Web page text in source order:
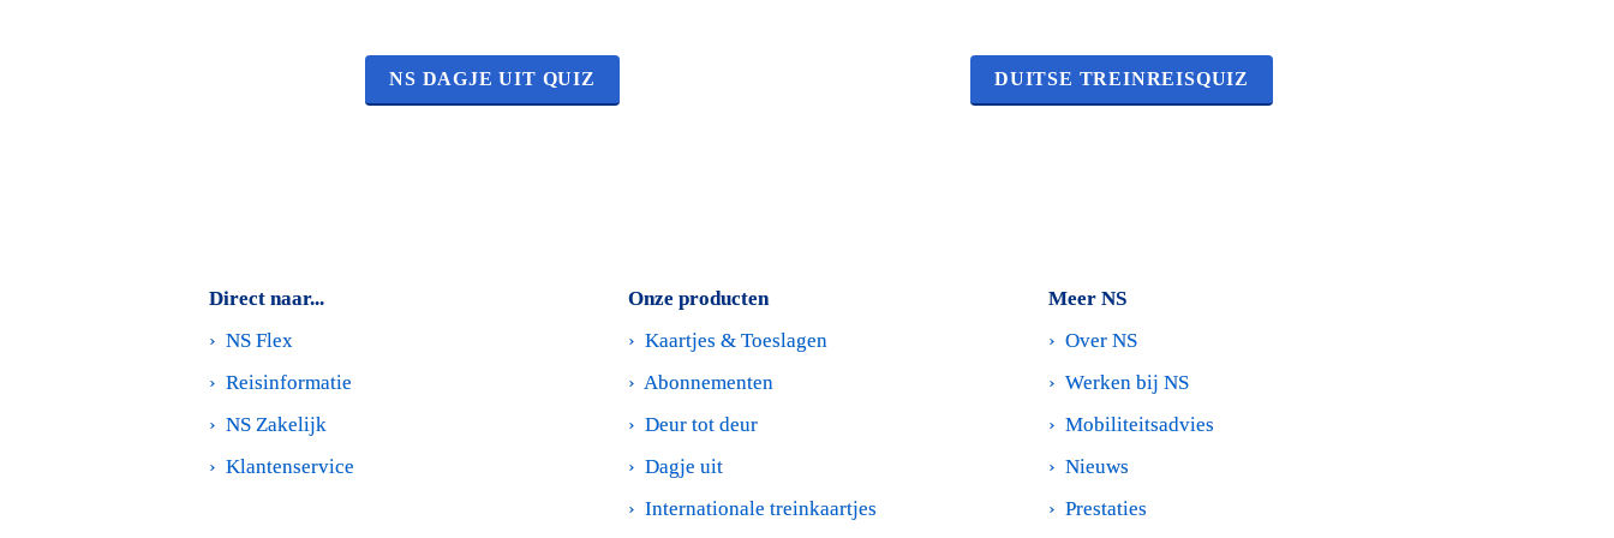
NS DAGJE UIT QUIZ DUITSE TREINREISQUIZ
Direct naar...
› NS Flex
› Reisinformatie
› NS Zakelijk
› Klantenservice
Onze producten
› Kaartjes & Toeslagen
› Abonnementen
› Deur tot deur
› Dagje uit
› Internationale treinkaartjes
Meer NS
› Over NS
› Werken bij NS
› Mobiliteitsadvies
› Nieuws
› Prestaties